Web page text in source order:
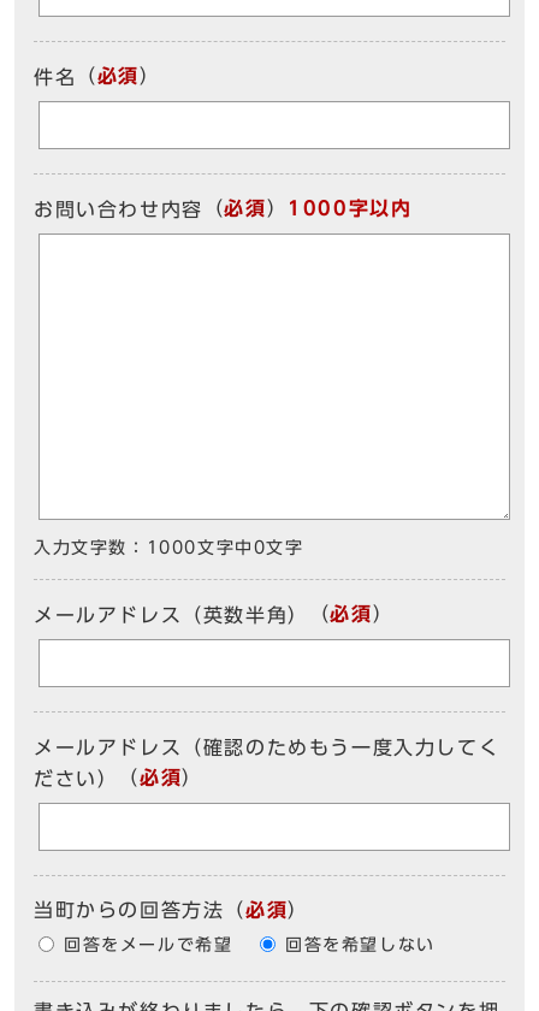
件名 （必須）
お問い合わせ内容 （必須） 1000字以内
入力文字数： 1000文字中 0文字
メールアドレス（英数半角） （必須）
メールアドレス（確認のためもう一度入力してく
ださい）
（必須）
当町からの回答方法 （必須）
回答をメールで希望 回答を希望しない